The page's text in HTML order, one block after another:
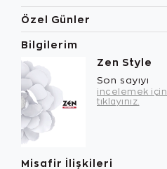
Özel Günler
Bilgilerim
Zen Style
Son sayıyı
incelemek için
tıklayınız.
Misafir İlişkileri